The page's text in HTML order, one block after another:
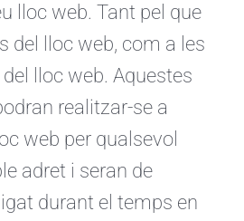
lloc web. Tant pel que
del lloc web, com a les
lloc web. Aquestes
realitzar-se a
web per qualsevol
adret i seran de
durant el temps en